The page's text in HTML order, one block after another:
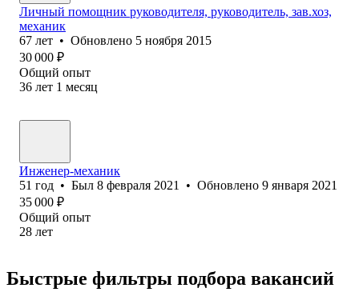
Личный помощник руководителя, руководитель, зав.хоз,
механик
67 лет • Обновлено 5 ноября 2015
30 000 ₽
Общий опыт
36 лет 1 месяц
Инженер-механик
51 год • Был 8 февраля 2021 • Обновлено 9 января 2021
35 000 ₽
Общий опыт
28 лет
Быстрые фильтры подбора вакансий